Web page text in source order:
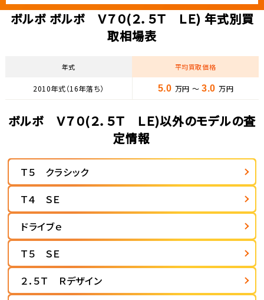
ボルボ ボルボ Ｖ７０(２．５Ｔ ＬＥ) 年式別買
取相場表
年式 平均買取価格
2010年式（16年落ち） 5.0 万円 ～ 3.0万円
ボルボ Ｖ７０(２．５Ｔ ＬＥ)以外のモデルの査
定情報
Ｔ５ クラシック
Ｔ４ ＳＥ
ドライブｅ
Ｔ５ ＳＥ
２．５Ｔ Ｒデザイン